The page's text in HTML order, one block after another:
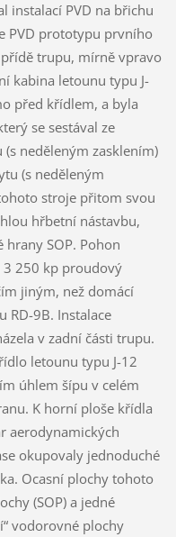
instalací PVD na břichu
PVD prototypu prvního
trupu, mírně vpravo
kabina letounu typu J-
před křídlem, a byla
se sestával ze
neděleným zasklením)
(s neděleným
stroje přitom svou
hřbetní nástavbu,
hrany SOP. Pohon
3 250 kp proudový
jiným, než domácí
RD-9B. Instalace
v zadní části trupu.
letounu typu J-12
úhlem šípu v celém
K horní ploše křídla
aerodynamických
okupovaly jednoduché
Ocasní plochy tohoto
(SOP) a jedné
vodorovné plochy